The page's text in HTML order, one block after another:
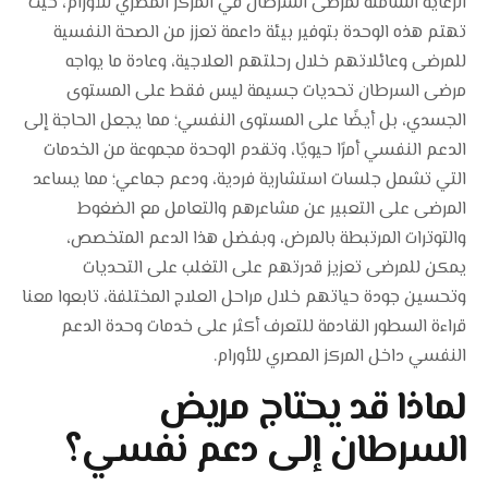
أورام الأطفال
أورام العظام والأطراف
وحدة مناظير الجهاز الهضمي والكبد
الكشف المبكر
وحدة التغذية العلاجية
وحدة العلاج الطبيعي
وحدة الدعم النفسي
وحدة العلاج التلطيفي
تهتم هذه الوحدة بتوفير بيئة داعمة تعزز من الصحة النفسية
للمرضى وعائلاتهم خلال رحلتهم العلاجية، وعادة ما يواجه
مرضى السرطان تحديات جسيمة ليس فقط على المستوى
الجسدي، بل أيضًا على المستوى النفسي؛ مما يجعل الحاجة إلى
الدعم النفسي أمرًا حيويًا، وتقدم الوحدة مجموعة من الخدمات
التي تشمل جلسات استشارية فردية، ودعم جماعي؛ مما يساعد
المرضى على التعبير عن مشاعرهم والتعامل مع الضغوط
والتوترات المرتبطة بالمرض، وبفضل هذا الدعم المتخصص،
يمكن للمرضى تعزيز قدرتهم على التغلب على التحديات
وتحسين جودة حياتهم خلال مراحل العلاج المختلفة، تابعوا معنا
قراءة السطور القادمة للتعرف أكثر على خدمات وحدة الدعم
النفسي داخل المركز المصري للأورام.
لماذا قد يحتاج مريض
السرطان إلى دعم نفسي؟